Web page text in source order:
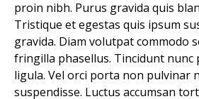
proin nibh. Purus gravida quis
Tristique et egestas quis ipsum
gravida. Diam volutpat commodo
fringilla phasellus. Tincidunt nunc
ligula. Vel orci porta non pulvinar
suspendisse. Luctus accumsan